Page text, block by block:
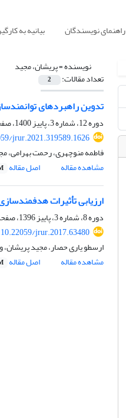
راهنمای نویسندگان بیانیه به
نویسنده =پریشان، مجید
تعداد مقالات: 2
تدوین راهبردهای
دوره 12، شماره 3، پاییز 1400، صفحه
jrur.2021.319589.1626
فاطمه منوچهری، رحمت بهرامی،
مشاهده مقاله
اصل مقاله
ارزیابی تأثیرات
دوره 8، شماره 3، پاییز 1396، صفحه
10.22059/jrur.2017.63480
ارسطو یاری حصار، مجید
مشاهده مقاله
اصل مقاله